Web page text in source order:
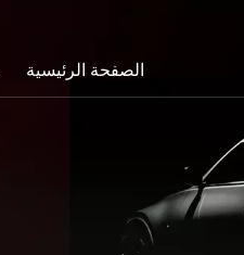
الصفحة الرئيسية